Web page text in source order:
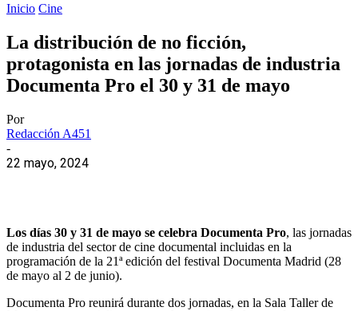
Inicio Cine
La distribución de no ficción,
protagonista en las jornadas de industria
Documenta Pro el 30 y 31 de mayo
Por
Redacción A451
-
22 mayo, 2024
Los días 30 y 31 de mayo se celebra Documenta Pro, las jornadas
de industria del sector de cine documental incluidas en la
programación de la 21ª edición del festival Documenta Madrid (28
de mayo al 2 de junio).
Documenta Pro reunirá durante dos jornadas, en la Sala Taller de